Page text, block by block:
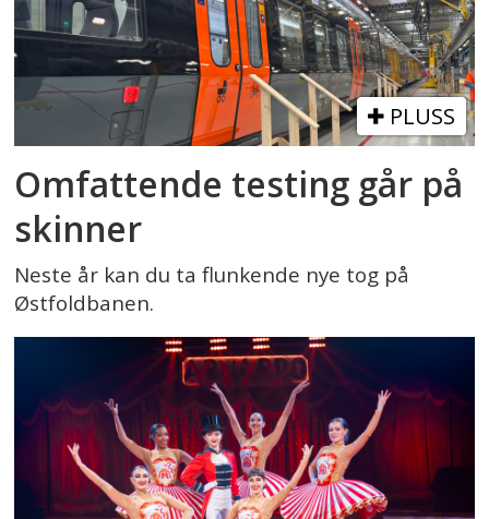
PLUSS
Omfattende testing går på
skinner
Neste år kan du ta flunkende nye tog på
Østfoldbanen.